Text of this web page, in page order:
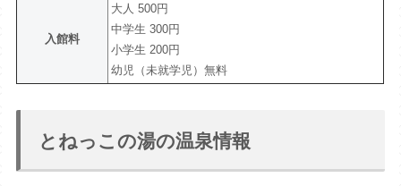
入館料
大人 500円
中学生 300円
小学生 200円
幼児（未就学児）無料
とねっこの湯の温泉情報